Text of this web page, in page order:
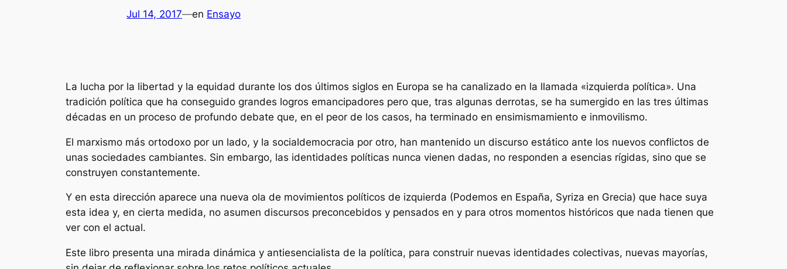
Jul 14, 2017—en Ensayo
La lucha por la libertad y la equidad durante los dos últimos siglos en Europa se ha canalizado en la llamada «izquierda política». Una
tradición política que ha conseguido grandes logros emancipadores pero que, tras algunas derrotas, se ha sumergido en las tres últimas
décadas en un proceso de profundo debate que, en el peor de los casos, ha terminado en ensimismamiento e inmovilismo.
El marxismo más ortodoxo por un lado, y la socialdemocracia por otro, han mantenido un discurso estático ante los nuevos conflictos de
unas sociedades cambiantes. Sin embargo, las identidades políticas nunca vienen dadas, no responden a esencias rígidas, sino que se
construyen constantemente.
Y en esta dirección aparece una nueva ola de movimientos políticos de izquierda (Podemos en España, Syriza en Grecia) que hace suya
esta idea y, en cierta medida, no asumen discursos preconcebidos y pensados en y para otros momentos históricos que nada tienen que
ver con el actual.
Este libro presenta una mirada dinámica y antiesencialista de la política, para construir nuevas identidades colectivas, nuevas mayorías,